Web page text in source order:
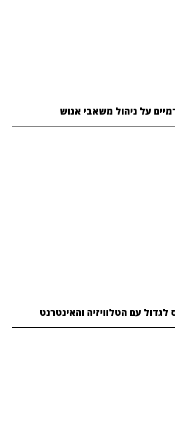
על ניהול משאבי אנוש
עם הטלוויזיה והאינטרנט